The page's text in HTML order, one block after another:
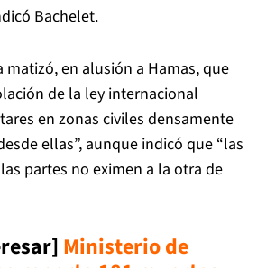
Bachelet.
matizó, en alusión a Hamas, que
de la ley internacional
en zonas civiles densamente
ellas”, aunque indicó que “las
partes no eximen a la otra de
Ministerio de